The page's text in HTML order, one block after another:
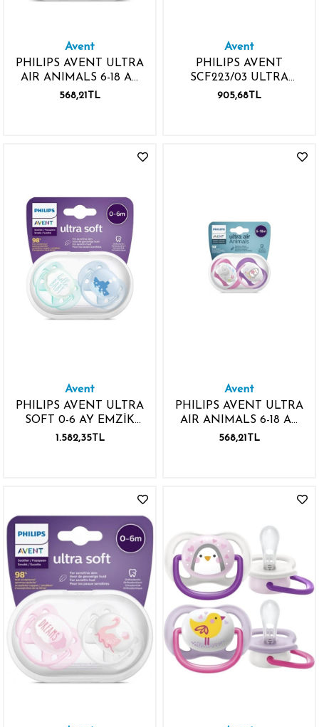
Avent
PHILIPS AVENT ULTRA
AIR ANIMALS 6-18 AY
EMZİK 2 ADET ERKEK
568,21TL
Avent
PHILIPS AVENT
SCF223/03 ULTRA
SOFT 6-18M EMZİK 2
905,68TL
Avent
PHILIPS AVENT ULTRA
SOFT 0-6 AY EMZİK
ERKEK ULTRA SOFT 2
1.582,35TL
Avent
PHILIPS AVENT ULTRA
AIR ANIMALS 6-18 AY
EMZİK 2 ADET MOR
568,21TL